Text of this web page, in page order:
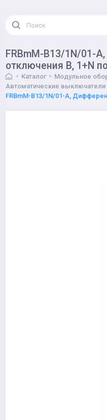
FRBmM-B13/1N/01-
отключения В, 1+N
Каталог Модульное
Автоматические
FRBmM-B13/1N/01-A,